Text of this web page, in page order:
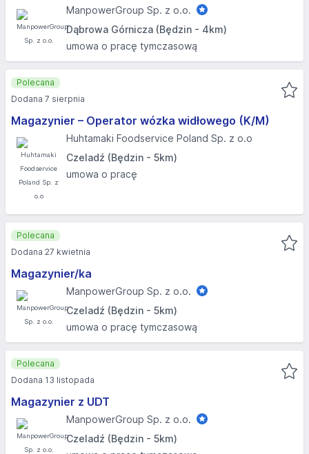
ManpowerGroup Sp. z o.o.
Dąbrowa Górnicza (Będzin - 4km)
umowa o pracę tymczasową
Magazynier – Operator wózka widłowego (K/M)
Huhtamaki Foodservice Poland Sp. z o.o
Czeladź (Będzin - 5km)
umowa o pracę
Polecana
Dodana 7 sierpnia
Magazynier/ka
ManpowerGroup Sp. z o.o.
Czeladź (Będzin - 5km)
umowa o pracę tymczasową
Polecana
Dodana 27 kwietnia
Magazynier z UDT
ManpowerGroup Sp. z o.o.
Czeladź (Będzin - 5km)
Polecana
Dodana 13 listopada